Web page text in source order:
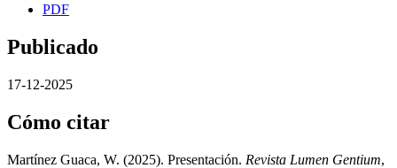
PDF
Publicado
17-12-2025
Cómo citar
Martínez Guaca, W. (2025). Presentación. Revista Lumen Gentium,